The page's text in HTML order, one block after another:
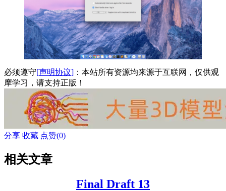
必须遵守[声明协议] ：本站所有资源均来源于互联网，仅供观
摩学习，请支持正版！
分享 收藏 点赞(0)
相关文章
Final Draft 13